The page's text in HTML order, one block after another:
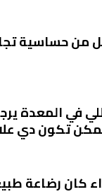
حساسية
في المعدة
تكون دي
رضاعة